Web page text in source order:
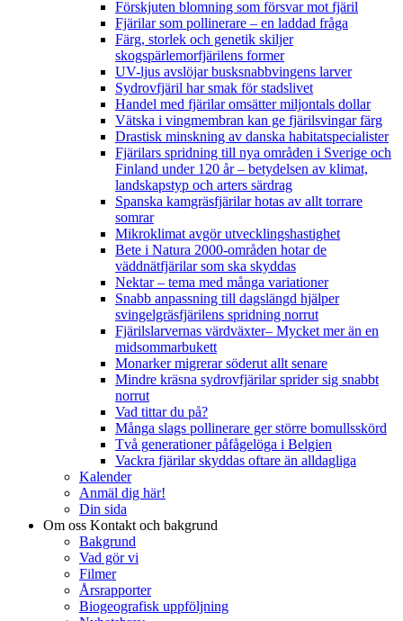
Förskjuten blomning som försvar mot fjäril
Fjärilar som pollinerare – en laddad fråga
Färg, storlek och genetik skiljer
skogspärlemorfjärilens former
UV-ljus avslöjar busksnabbvingens larver
Sydrovfjäril har smak för stadslivet
Handel med fjärilar omsätter miljontals dollar
Vätska i vingmembran kan ge fjärilsvingar färg
Drastisk minskning av danska habitatspecialister
Fjärilars spridning till nya områden i Sverige och
Finland under 120 år– betydelsen av klimat,
landskapstyp och arters särdrag
Spanska kamgräsfjärilar hotas av allt torrare
somrar
Mikroklimat avgör utvecklingshastighet
Bete i Natura 2000-områden hotar de
väddnätfjärilar som ska skyddas
Nektar – tema med många variationer
Snabb anpassning till dagslängd hjälper
svingelgräsfjärilens spridning norrut
Fjärilslarvernas värdväxter– Mycket mer än en
midsommarbukett
Monarker migrerar söderut allt senare
Mindre kräsna sydrovfjärilar sprider sig snabbt
norrut
Vad tittar du på?
Många slags pollinerare ger större bomullsskörd
Två generationer påfågelöga i Belgien
Vackra fjärilar skyddas oftare än alldagliga
Kalender
Anmäl dig här!
Din sida
Om oss Kontakt och bakgrund
Bakgrund
Vad gör vi
Filmer
Årsrapporter
Biogeografisk uppföljning